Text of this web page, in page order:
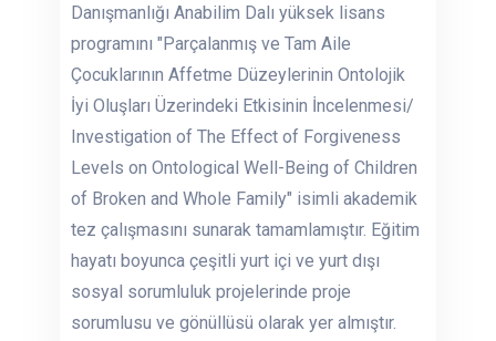
Danışmanlığı Anabilim Dalı yüksek lisans
programını "Parçalanmış ve Tam Aile
Çocuklarının Affetme Düzeylerinin Ontolojik
İyi Oluşları Üzerindeki Etkisinin İncelenmesi/
Investigation of The Effect of Forgiveness
Levels on Ontological Well-Being of Children
of Broken and Whole Family" isimli akademik
tez çalışmasını sunarak tamamlamıştır. Eğitim
hayatı boyunca çeşitli yurt içi ve yurt dışı
sosyal sorumluluk projelerinde proje
sorumlusu ve gönüllüsü olarak yer almıştır.